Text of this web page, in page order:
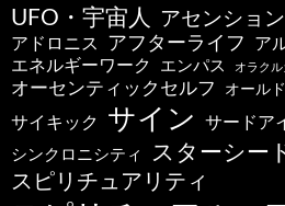
UFO・宇宙人 アセンション
アドロニス アフターライフ ア
エネルギーワーク エンパス オラク
オーセンティックセルフ オール
サイキック サイン サードア
シンクロニシティ スターシー
スピリチュアリティ